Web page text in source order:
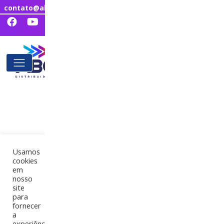
contato@abcdistribuidora.com.br
Usamos
cookies
em
nosso
site
para
fornecer
a